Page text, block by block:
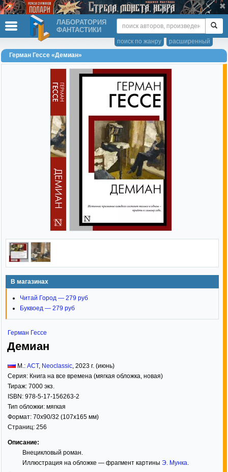
ЛАБОРАТОРИЯ
ФАНТАСТИКИ
расширенный
поиск по жанру
Герман Гессе «Демиан»
В магазинах
Читай Город — 279 руб
Буквоед — 279 руб
Герман Гессе
Демиан
М.: АСТ, Neoclassic, 2023 г. (июнь)
Серия: Книга на все времена (мягкая обложка, новая)
Тираж: 7000 экз.
ISBN: 978-5-17-156263-2
Тип обложки: мягкая
Формат: 70x90/32 (107x165 мм)
Страниц: 256
Описание:
Внецикловый роман.
Иллюстрация на обложке — фрагмент картины Э. Мунка.